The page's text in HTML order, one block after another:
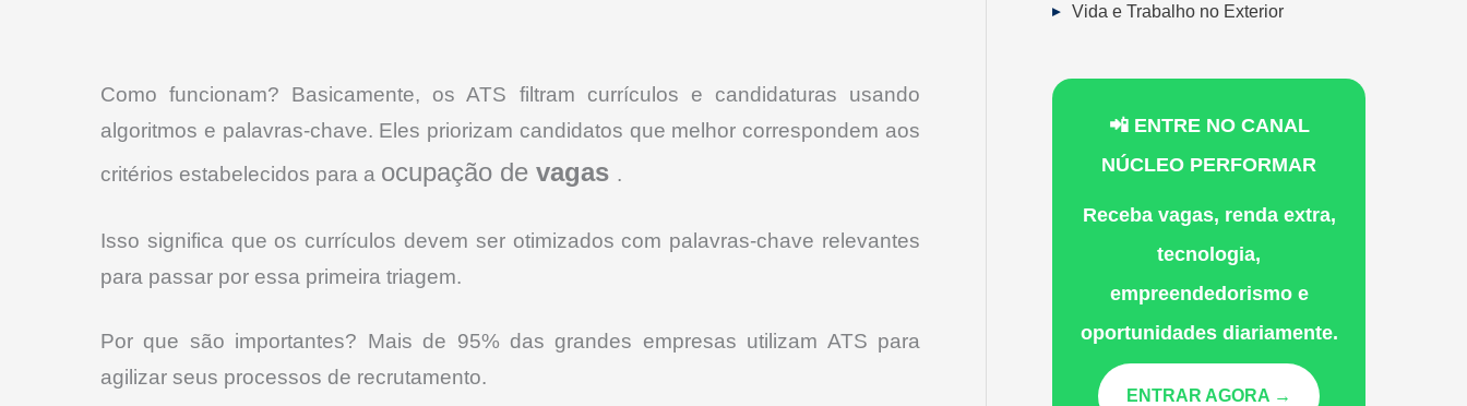
Como funcionam? Basicamente, os ATS filtram currículos e candidaturas usando
algoritmos e palavras-chave. Eles priorizam candidatos que melhor correspondem aos
critérios estabelecidos para a ocupação de vagas .
Isso significa que os currículos devem ser otimizados com palavras-chave relevantes
para passar por essa primeira triagem.
Por que são importantes? Mais de 95% das grandes empresas utilizam ATS para
agilizar seus processos de recrutamento.
Vida e Trabalho no Exterior
📲 ENTRE NO CANAL
NÚCLEO PERFORMAR
Receba vagas, renda extra,
tecnologia,
empreendedorismo e
oportunidades diariamente.
ENTRAR AGORA →